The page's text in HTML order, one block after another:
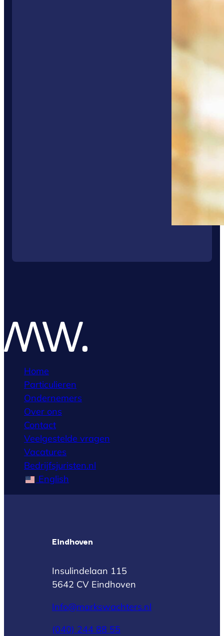
Home
Particulieren
Ondernemers
Over ons
Contact
Veelgestelde vragen
Vacatures
Bedrijfsjuristen.nl
English
Eindhoven
Insulindelaan 115
5642 CV Eindhoven
Info@markswachters.nl
(040) 244 88 55